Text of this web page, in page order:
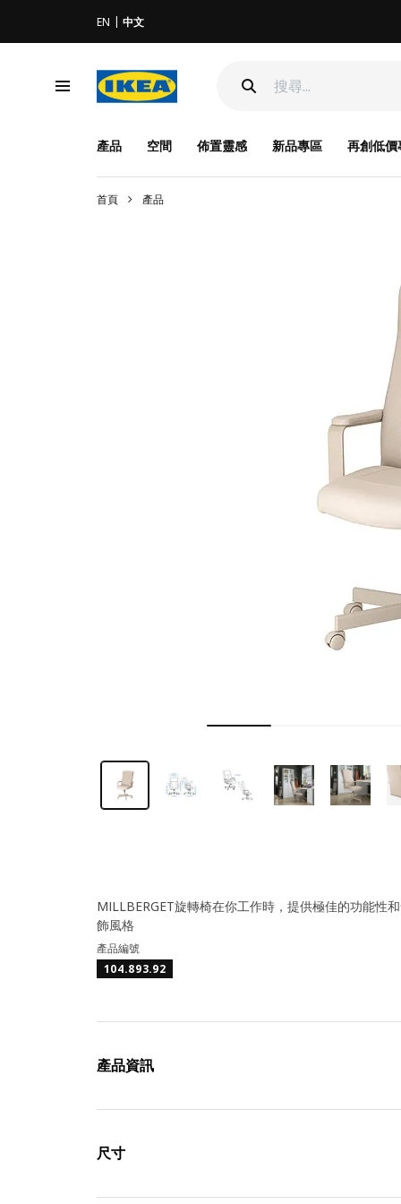
EN 中文
產品 空間 佈置靈感 新品專區 再創低價
首頁 產品
MILLBERGET旋轉椅在你工作時，提供極佳的功能性
飾風格
產品編號
104.893.92
產品資訊
尺寸